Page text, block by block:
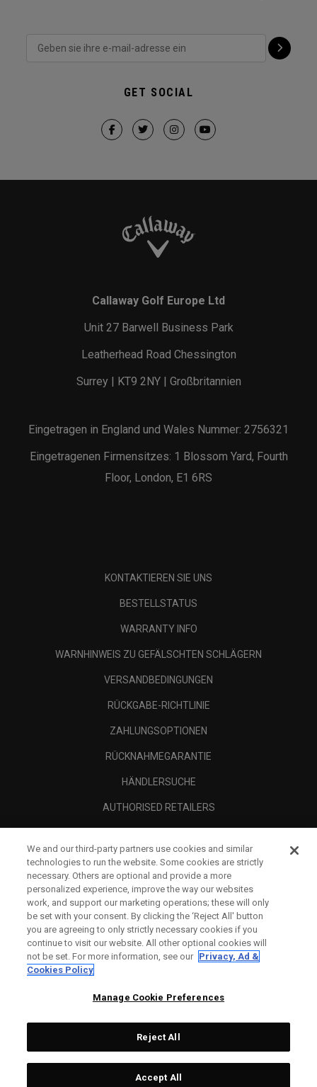
GET SOCIAL
Callaway Golf Europe Ltd
Unit 27 Barwell Business Park
Leatherhead Road Chessington
Surrey | KT9 2NY | Großbritannien
Eingetragen in England und Wales Nummer: 2756321
Eingetragenen Firmensitzes: 1 Blossom Yard, Fourth
Floor, London, E1 6RS
KONTAKTIEREN SIE UNS
BESTELLSTATUS
WARRANTY INFO
WARNHINWEIS ZU GEFÄLSCHTEN SCHLÄGERN
VERSANDBEDINGUNGEN
RÜCKGABE-RICHTLINIE
ZAHLUNGSOPTIONEN
RÜCKNAHMEGARANTIE
HÄNDLERSUCHE
AUTHORISED RETAILERS
UNTERNEHMENSPROFIL
RECHTLICHES-
Topgolf Callaway Brands.
All rights reserved.
We and our third-party partners use cookies and similar
technologies to run the website. Some cookies are strictly
necessary. Others are optional and provide a more
personalized experience, improve the way our websites
work, and support our marketing operations; these will only
be set with your consent. By clicking the ‘Reject All' button
you are agreeing to only strictly necessary cookies if you
continue to visit our website. All other optional cookies will
not be set. For more information, see our Privacy, Ad &
Cookies Policy
Manage Cookie Preferences
Reject All
Accept All